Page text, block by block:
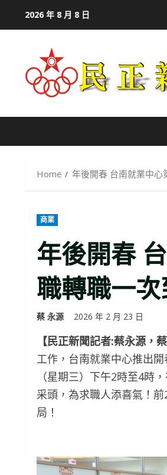
2026 年 8 月 8 日
Home 年後開春 台南就業中心
商業
年後開春
職轉職一
蔡 永源 2026 年 2 月 23 日
【民正新聞記者:蔡永源，
工作，台南就業中心推出
（星期三）下午2時至4時
采頭，為求職人添喜氣！
局！